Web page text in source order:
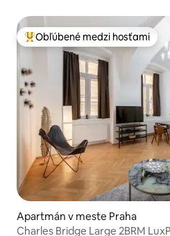
Najobľúbenejšie medzi hosťami
Obľúbené medzi hosťami
Apartmán v meste Praha
Charles Bridge Large 2BRM